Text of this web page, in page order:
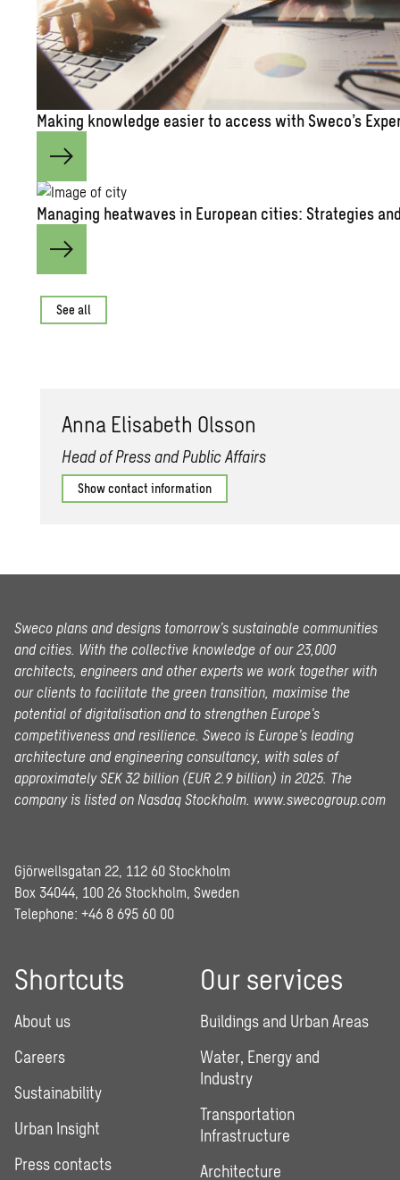
Mak­ing knowl­edge eas­ier to ac­cess with Sweco’s
Man­ag­ing heat­waves in Eu­ro­pean cities: Strate­gies
See all
Anna Elis­a­beth Ols­son
Head of Press and Public Affairs
Show contact information
Sweco plans and designs tomorrow’s sustainable communities
and cities. With the collective knowledge of our 23,000
architects, engineers and other experts we work together with
our clients to facilitate the green transition, maximise the
potential of digitalisation and to strengthen Europe’s
competitiveness and resilience. Sweco is Europe’s leading
architecture and engineering consultancy, with sales of
approximately SEK 32 billion (EUR 2.9 billion) in 2025. The
company is listed on Nasdaq Stockholm. www.swecogroup.com
Gjörwellsgatan 22, 112 60 Stockholm
Box 34044, 100 26 Stockholm, Sweden
Telephone: +46 8 695 60 00
Shortcuts
About us
Careers
Sustainability
Urban Insight
Press contacts
Our services
Buildings and Urban Areas
Water, Energy and
Industry
Transportation
Infrastructure
Architecture